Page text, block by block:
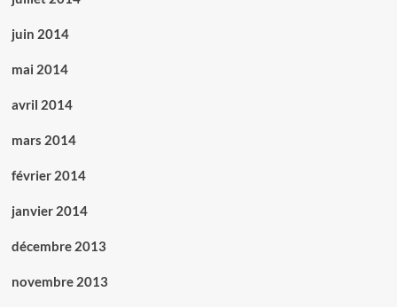
juin 2014
mai 2014
avril 2014
mars 2014
février 2014
janvier 2014
décembre 2013
novembre 2013